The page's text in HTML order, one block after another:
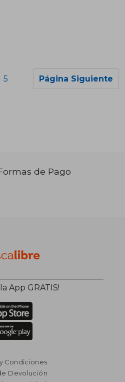
5 Página Siguiente
de Pago
App GRATIS!
Condiciones
Devolución